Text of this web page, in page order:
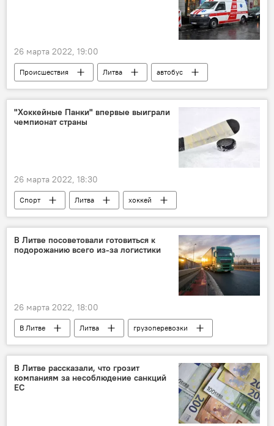
26 марта 2022, 19:00
Происшествия Литва
автобус
полиция Литвы
"Хоккейные Панки" впервые выиграли
чемпионат страны
26 марта 2022, 18:30
Спорт Литва хоккей
В Литве посоветовали готовиться к
подорожанию всего из-за логистики
26 марта 2022, 18:00
В Литве Литва
грузоперевозки
Экономика
В Литве рассказали, что грозит
компаниям за несоблюдение санкций
ЕС